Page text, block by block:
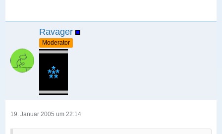
Ravager
Moderator
19. Januar 2005 um 22:14